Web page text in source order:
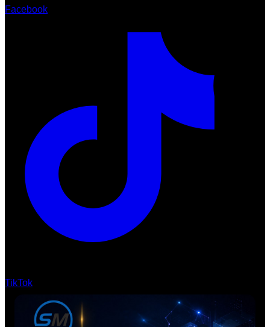
Facebook
TikTok